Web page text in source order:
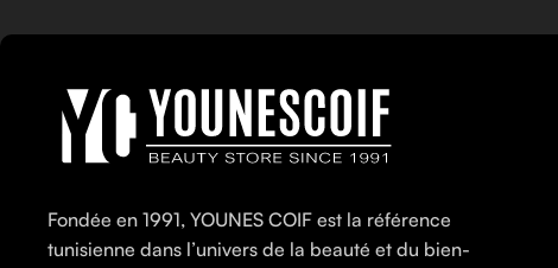
Fondée en 1991, YOUNES COIF est la référence
tunisienne dans l’univers de la beauté et du bien-